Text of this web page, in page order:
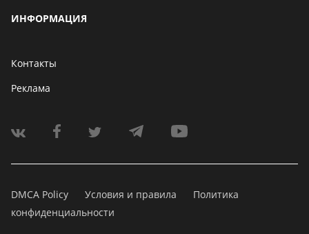
ИНФОРМАЦИЯ
Контакты
Реклама
DMCA Policy Условия и правила
Политика
конфиденциальности